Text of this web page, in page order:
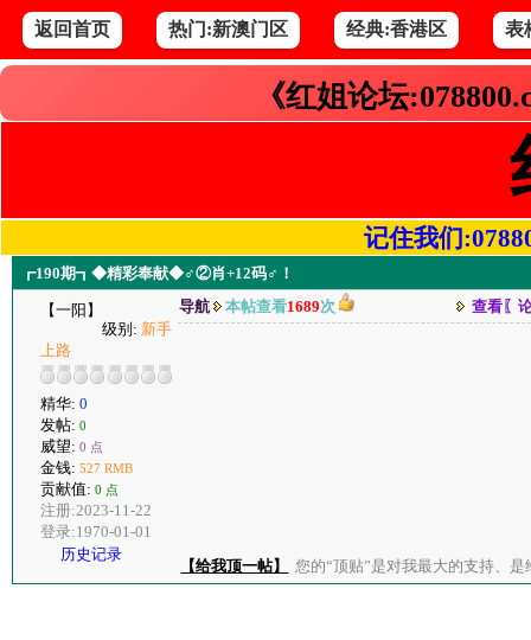
返回首页 热门:新澳门区 经典:香港区 表
《红姐论坛
记住我们
┏190期┓◆精彩奉献◆♂②肖+12码♂！
【一阳】
级别: 新手
上路
精华: 0
发帖: 0
威望: 0 点
金钱: 527 RMB
贡献值: 0 点
注册:2023-11-22
登录:1970-01-01
历史记录
导航 本帖查看1689次 查看〖
【给我顶一帖】 您的“顶贴”是对我最大的支持、